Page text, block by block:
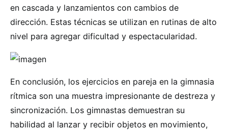
en cascada y lanzamientos con cambios de
dirección. Estas técnicas se utilizan en rutinas de alto
nivel para agregar dificultad y espectacularidad.
En conclusión, los ejercicios en pareja en la gimnasia
rítmica son una muestra impresionante de destreza y
sincronización. Los gimnastas demuestran su
habilidad al lanzar y recibir objetos en movimiento,